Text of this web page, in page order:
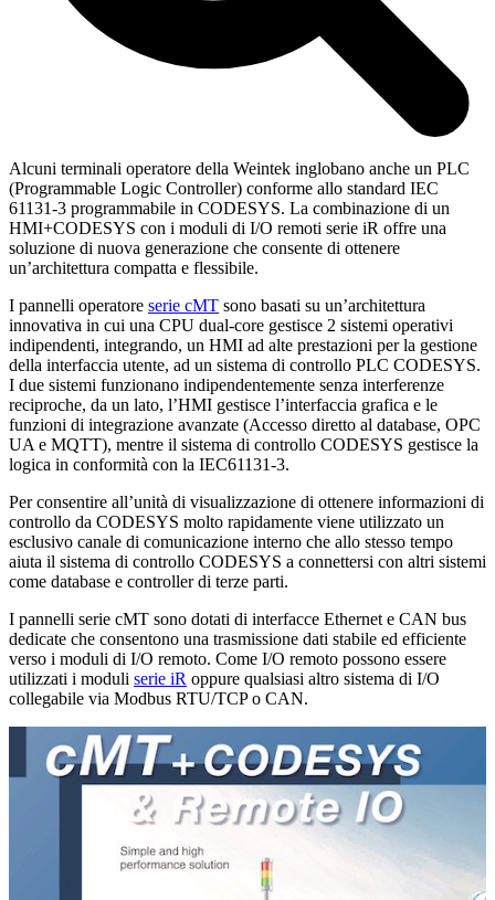
Alcuni terminali operatore della Weintek inglobano anche un PLC
(Programmable Logic Controller) conforme allo standard IEC
61131-3 programmabile in CODESYS. La combinazione di un
HMI+CODESYS con i moduli di I/O remoti serie iR offre una
soluzione di nuova generazione che consente di ottenere
un’architettura compatta e flessibile.
I pannelli operatore serie cMT sono basati su un’architettura
innovativa in cui una CPU dual-core gestisce 2 sistemi operativi
indipendenti, integrando, un HMI ad alte prestazioni per la gestione
della interfaccia utente, ad un sistema di controllo PLC CODESYS.
I due sistemi funzionano indipendentemente senza interferenze
reciproche, da un lato, l’HMI gestisce l’interfaccia grafica e le
funzioni di integrazione avanzate (Accesso diretto al database, OPC
UA e MQTT), mentre il sistema di controllo CODESYS gestisce la
logica in conformità con la IEC61131-3.
Per consentire all’unità di visualizzazione di ottenere informazioni di
controllo da CODESYS molto rapidamente viene utilizzato un
esclusivo canale di comunicazione interno che allo stesso tempo
aiuta il sistema di controllo CODESYS a connettersi con altri sistemi
come database e controller di terze parti.
I pannelli serie cMT sono dotati di interfacce Ethernet e CAN bus
dedicate che consentono una trasmissione dati stabile ed efficiente
verso i moduli di I/O remoto. Come I/O remoto possono essere
utilizzati i moduli serie iR oppure qualsiasi altro sistema di I/O
collegabile via Modbus RTU/TCP o CAN.